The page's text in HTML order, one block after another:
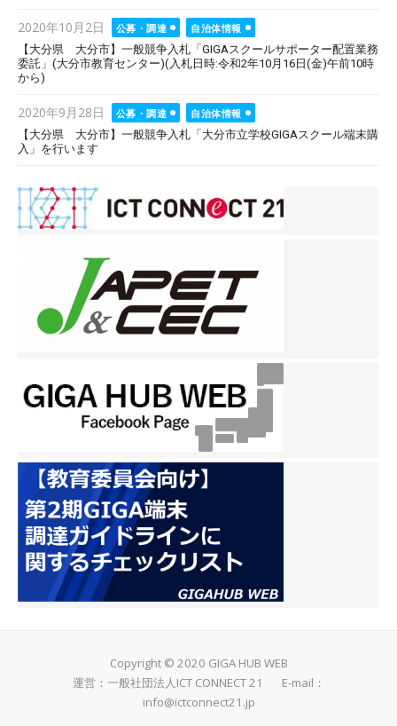
Posted
on
2020年10月2日 公募・調達
自治体情報
【大分県 大分市】一般競争入札「GIGAスクールサポーター配置業務
委託」(大分市教育センター)(入札日時:令和2年10月16日(金)午前10時
から)
Posted
on
2020年9月28日 公募・調達
自治体情報
【大分県 大分市】一般競争入札「大分市立学校GIGAスクール端末購
入」を行います
Copyright © 2020 GIGA HUB WEB
運営：一般社団法人ICT CONNECT 21 E-mail：
info@ictconnect21.jp